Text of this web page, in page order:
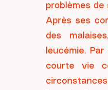
problèmes
Après ses
des
leucémie.
courte vie